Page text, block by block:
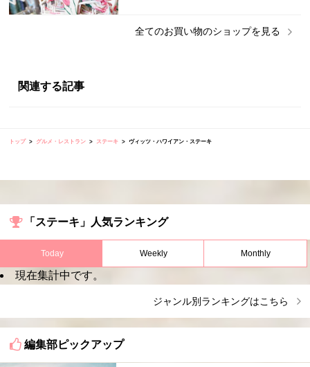
全てのお買い物のショップを見る
関連する記事
トップ グルメ・レストラン ステーキ ヴィッツ・ハワイアン・ステーキ
「ステーキ」人気ランキング
Today Weekly Monthly
現在集計中です。
ジャンル別ランキングはこちら
編集部ピックアップ